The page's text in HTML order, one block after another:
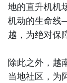
地的直升机机
机动的生命
越，为绝对保
除此之外，越
当地社区，为